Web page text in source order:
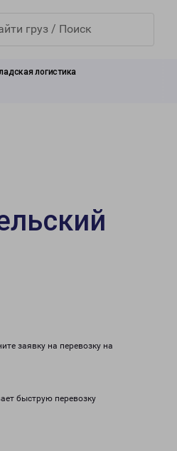
логистика
заявку на перевозку на
быструю перевозку